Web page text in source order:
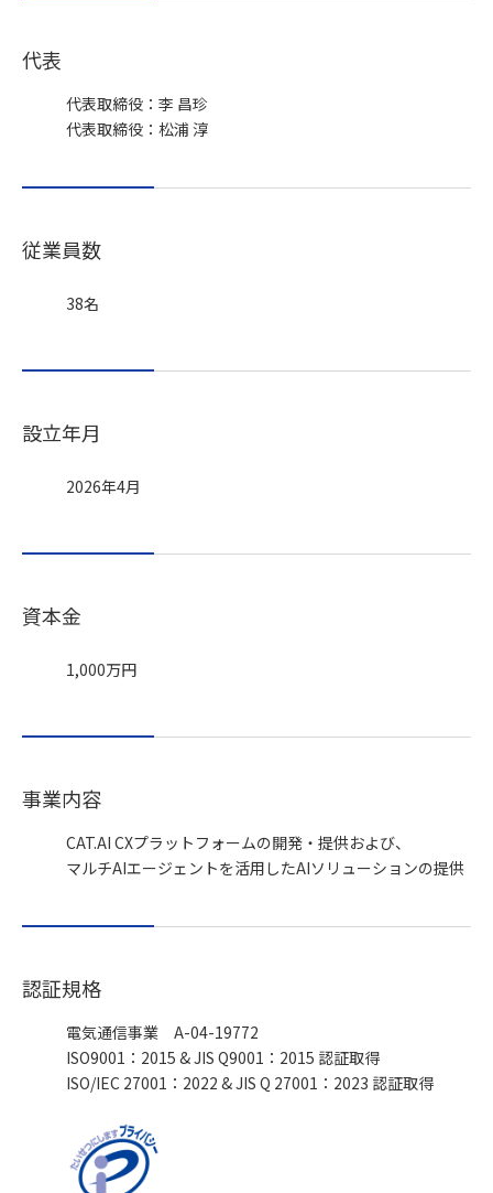
代表
代表取締役：李 昌珍
代表取締役：松浦 淳
従業員数
38名
設立年月
2026年4月
資本金
1,000万円
事業内容
CAT.AI CXプラットフォームの開発・提供および、
マルチAIエージェントを活用したAIソリューションの提供
認証規格
電気通信事業 A-04-19772
ISO9001：2015 & JIS Q9001：2015 認証取得
ISO/IEC 27001：2022 & JIS Q 27001：2023 認証取得